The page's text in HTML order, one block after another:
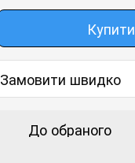
Купити
Замовити швидко
До обраного